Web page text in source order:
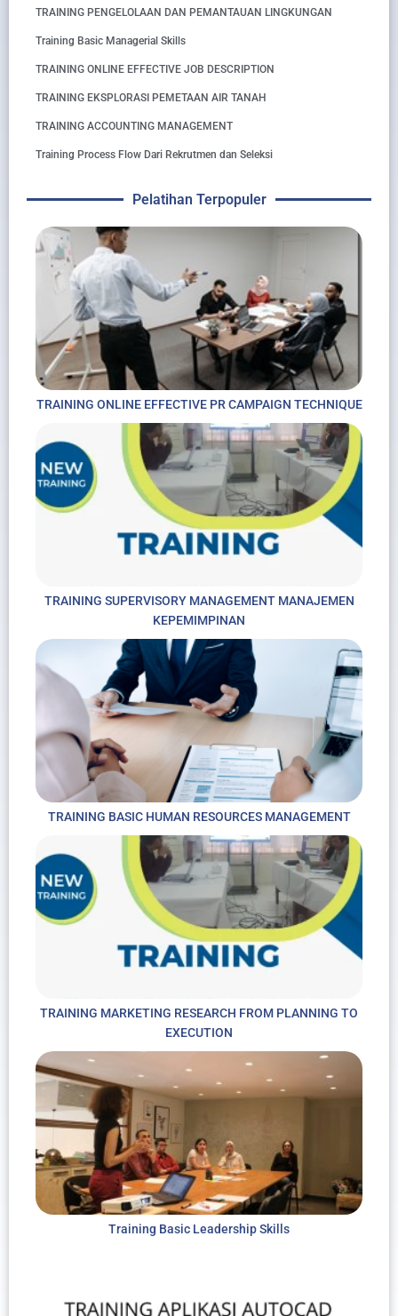
TRAINING PENGELOLAAN DAN PEMANTAUAN LINGKUNGAN
Training Basic Managerial Skills
TRAINING ONLINE EFFECTIVE JOB DESCRIPTION
TRAINING EKSPLORASI PEMETAAN AIR TANAH
TRAINING ACCOUNTING MANAGEMENT
Training Process Flow Dari Rekrutmen dan Seleksi
Pelatihan Terpopuler
TRAINING ONLINE EFFECTIVE PR CAMPAIGN TECHNIQUE
TRAINING SUPERVISORY MANAGEMENT MANAJEMEN
KEPEMIMPINAN
TRAINING BASIC HUMAN RESOURCES MANAGEMENT
TRAINING MARKETING RESEARCH FROM PLANNING TO
EXECUTION
Training Basic Leadership Skills